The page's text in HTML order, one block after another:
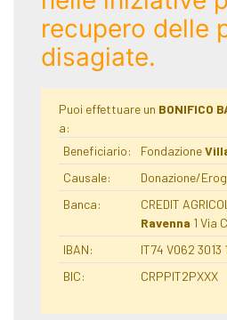
recupero delle
disagiate.
Puoi effettuare un BONIFICO
a:
Beneficiario:
Fondazione
Causale:
Donazione/
Banca:
CREDIT
Ravenna 1 Via
IBAN:
IT74 V062
BIC:
CRPPIT2PXXX